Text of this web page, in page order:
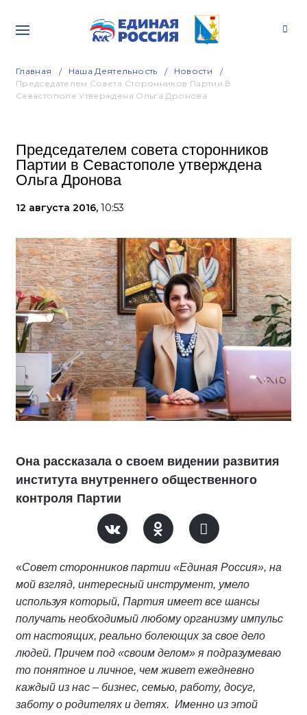
Главная Наша Деятельность
Новости
Председателем Совета Сторонников Партии В
Севастополе Утверждена Ольга Дронова
Председателем совета сторонников
Партии в Севастополе утверждена
Ольга Дронова
12 августа 2016, 10:53
Она рассказала о своем видении развития
института внутреннего общественного
контроля Партии
«Совет сторонников партии «Единая Россия», на
мой взгляд, интересный инструмент, умело
используя который, Партия имеет все шансы
получать необходимый любому организму импульс
от настоящих, реально болеющих за свое дело
людей. Причем под «своим делом» я подразумеваю
то понятное и личное, чем живет ежедневно
каждый из нас – бизнес, семью, работу, досуг,
заботу о родителях и детях. Именно из этой